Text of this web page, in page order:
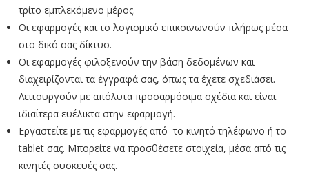
τρίτο εμπλεκόμενο μέρος.
Οι εφαρμογές και το λογισμικό επικοινωνούν πλήρως μέσα
στο δικό σας δίκτυο.
Οι εφαρμογές φιλοξενούν την βάση δεδομένων και
διαχειρίζονται τα έγγραφά σας, όπως τα έχετε σχεδιάσει.
Λειτουργούν με απόλυτα προσαρμόσιμα σχέδια και είναι
ιδιαίτερα ευέλικτα στην εφαρμογή.
Εργαστείτε με τις εφαρμογές από το κινητό τηλέφωνο ή το
tablet σας. Μπορείτε να προσθέσετε στοιχεία, μέσα από τις
κινητές συσκευές σας.